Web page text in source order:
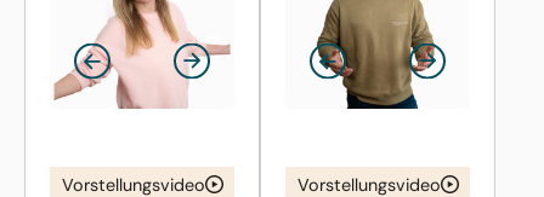
Vorstellungsvideo Vorstellungsvideo